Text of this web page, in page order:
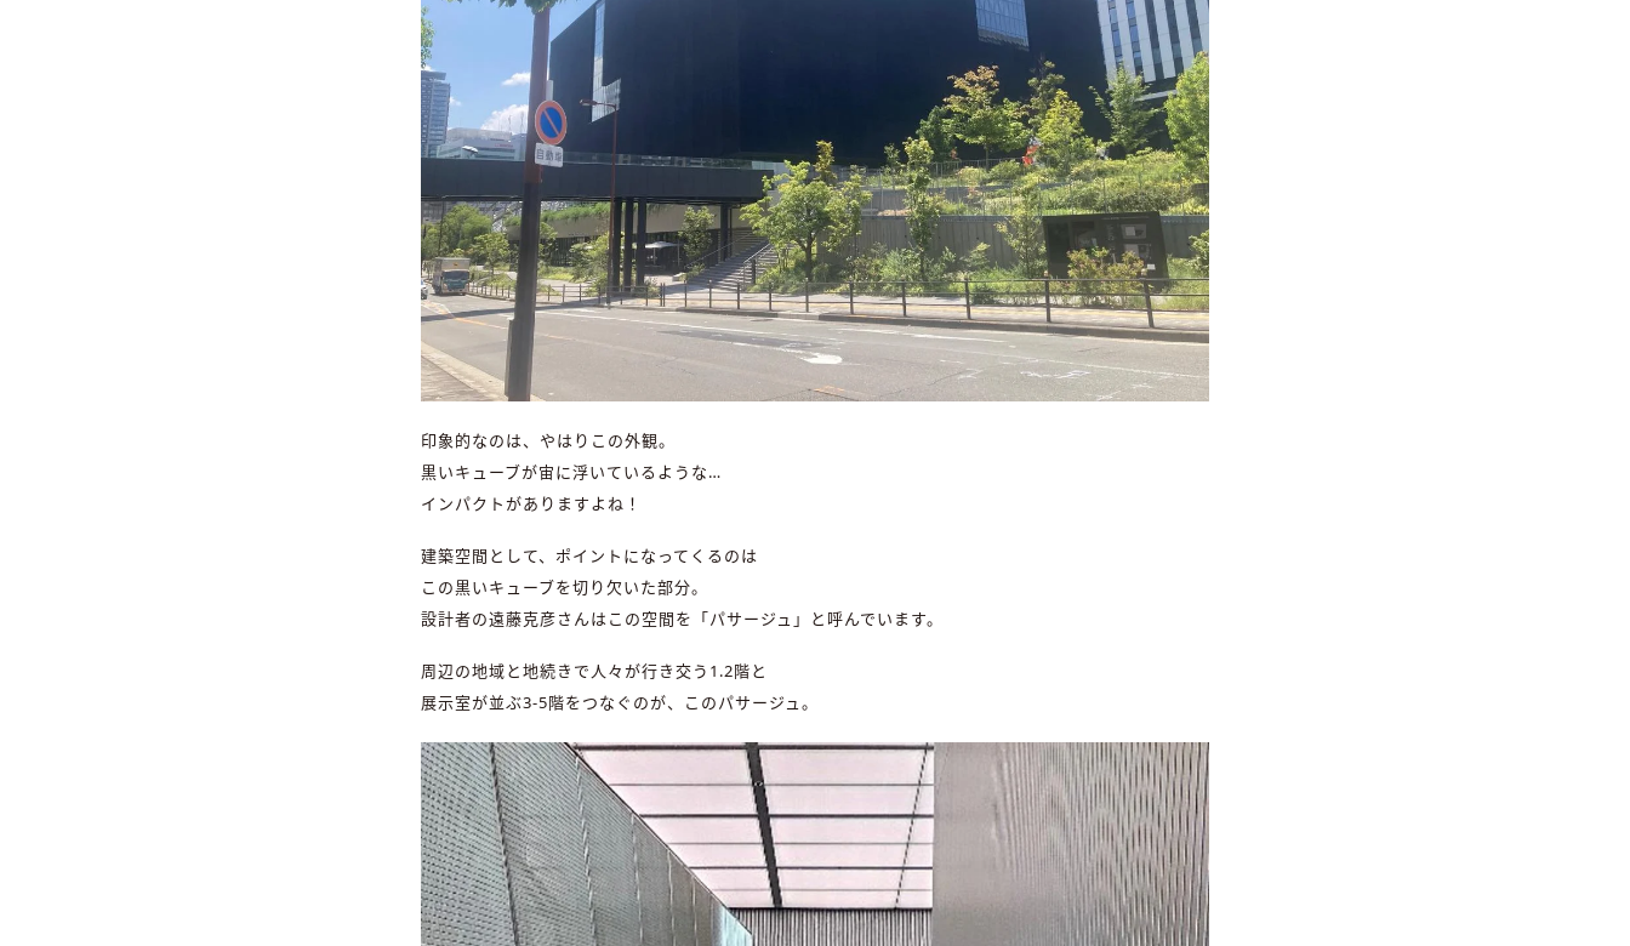
印象的なのは、やはりこの外観。
黒いキューブが宙に浮いているような…
インパクトがありますよね！
建築空間として、ポイントになってくるのは
この黒いキューブを切り欠いた部分。
設計者の遠藤克彦さんはこの空間を「パサージュ」と呼んでいます。
周辺の地域と地続きで人々が行き交う1.2階と
展示室が並ぶ3-5階をつなぐのが、このパサージュ。